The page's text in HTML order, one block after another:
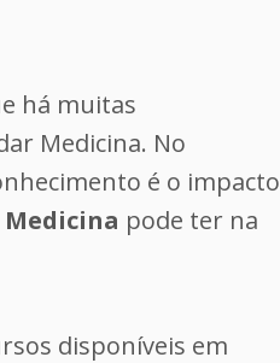
há muitas
Medicina. No
é o impacto
pode ter na
disponíveis em